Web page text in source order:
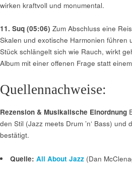
wirken kraftvoll und monumental.
11. Suq (05:06) Zum Abschluss eine
Skalen und exotische Harmonien führen
Stück schlängelt sich wie Rauch, wirkt
Album mit einer offenen Frage statt
Quellennachweise:
Rezension & Musikalische Einordnung
den Stil (Jazz meets Drum ’n‘ Bass)
bestätigt.
Quelle: All About Jazz(Dan